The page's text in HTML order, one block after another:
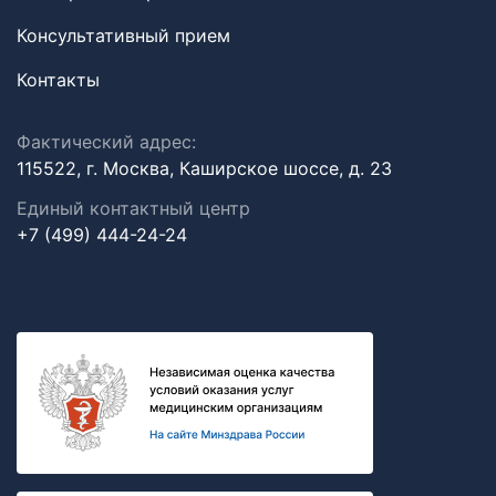
Консультативный прием
Контакты
Фактический адрес:
115522, г. Москва, Каширское шоссе, д. 23
Единый контактный центр
+7 (499) 444-24-24